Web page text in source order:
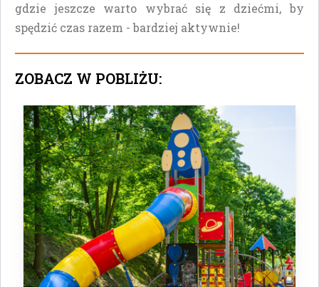
gdzie jeszcze warto wybrać się z dziećmi, by
spędzić czas razem - bardziej aktywnie!
ZOBACZ W POBLIŻU: